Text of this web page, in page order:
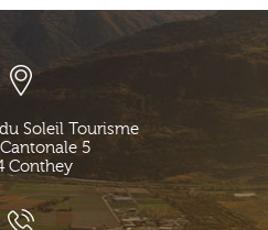
Soleil Tourisme
5
Conthey